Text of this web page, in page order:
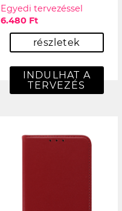
Egyedi tervezéssel
6.480 Ft
részletek
INDULHAT A
TERVEZÉS